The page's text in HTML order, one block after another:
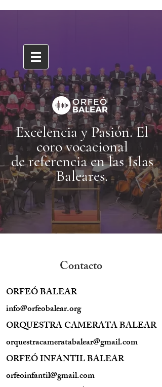
Excelencia y Pasión. El
coro vocacional
de referencia en las Islas
Baleares.
Contacto
ORFEÓ BALEAR
info@orfeobalear.org
ORQUESTRA CAMERATA BALEAR
orquestracameratabalear@gmail.com
ORFEÓ INFANTIL BALEAR
orfeoinfantil@gmail.com